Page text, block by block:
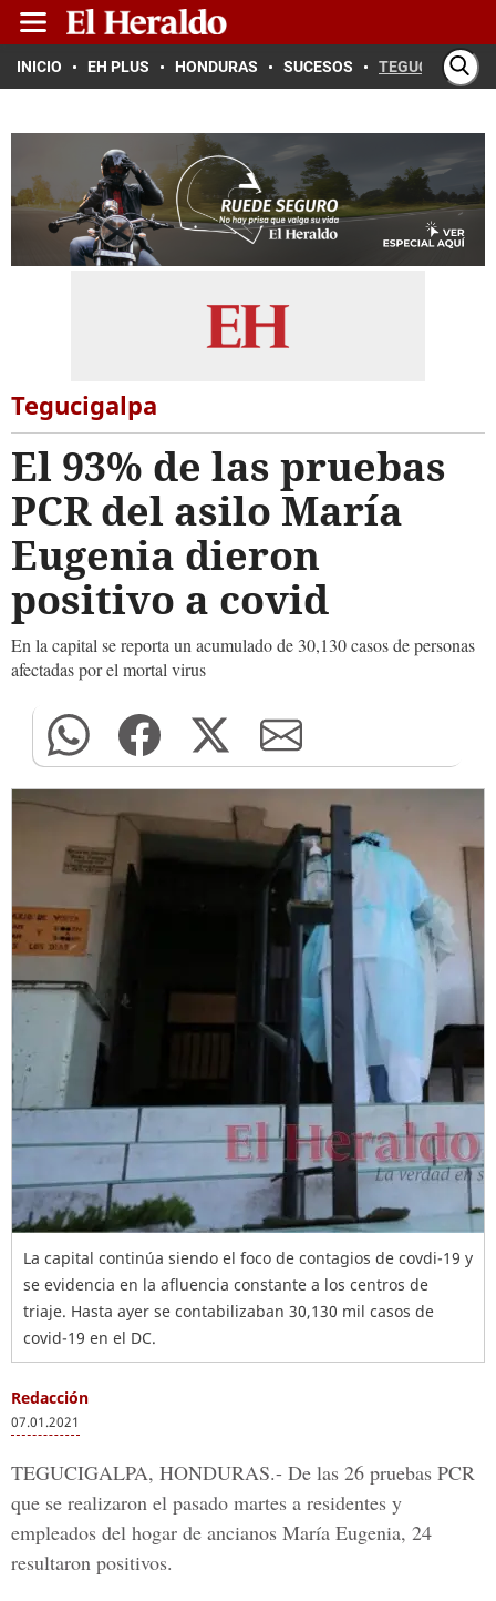
INICIO EH PLUS HONDURAS SUCESOS TEGUCIGALPA
Tegucigalpa
El 93% de las pruebas
PCR del asilo María
Eugenia dieron
positivo a covid
En la capital se reporta un acumulado de 30,130 casos de personas
afectadas por el mortal virus
La capital continúa siendo el foco de contagios de covdi-19 y
se evidencia en la afluencia constante a los centros de
triaje. Hasta ayer se contabilizaban 30,130 mil casos de
covid-19 en el DC.
Redacción
07.01.2021
TEGUCIGALPA, HONDURAS.- De las 26 pruebas PCR
que se realizaron el pasado martes a residentes y
empleados del hogar de ancianos María Eugenia, 24
resultaron positivos.